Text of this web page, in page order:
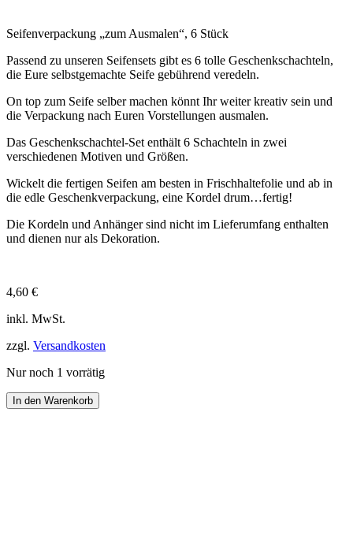
Seifenverpackung „zum Ausmalen“, 6 Stück
Passend zu unseren Seifensets gibt es 6 tolle Geschenkschachteln,
die Eure selbstgemachte Seife gebührend veredeln.
On top zum Seife selber machen könnt Ihr weiter kreativ sein und
die Verpackung nach Euren Vorstellungen ausmalen.
Das Geschenkschachtel-Set enthält 6 Schachteln in zwei
verschiedenen Motiven und Größen.
Wickelt die fertigen Seifen am besten in Frischhaltefolie und ab in
die edle Geschenkverpackung, eine Kordel drum…fertig!
Die Kordeln und Anhänger sind nicht im Lieferumfang enthalten
und dienen nur als Dekoration.
4,60 €
inkl. MwSt.
zzgl. Versandkosten
Nur noch 1 vorrätig
In den Warenkorb